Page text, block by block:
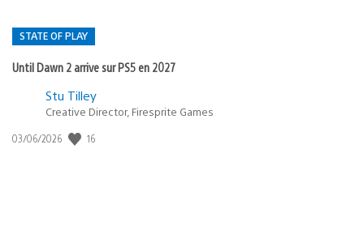
STATE OF PLAY
Until Dawn 2 arrive sur PS5 en 2027
Postée
:
state
Stu Tilley
Creative Director, Firesprite Games
Date
03/06/2026 16